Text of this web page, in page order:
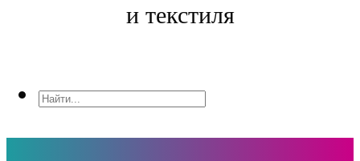
и текстиля